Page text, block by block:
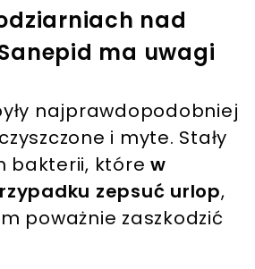
nad
ma uwagi
najprawdopodobniej
i myte. Stały
bakterii, które w
zepsuć urlop,
poważnie zaszkodzić